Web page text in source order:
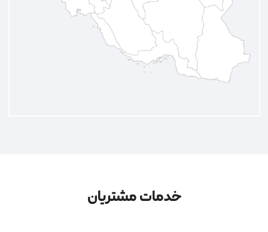
خدمات مشتریان